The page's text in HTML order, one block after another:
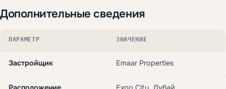
Дополнительные сведения
ПАРАМЕТР ЗНАЧЕНИЕ
Застройщик Emaar Properties